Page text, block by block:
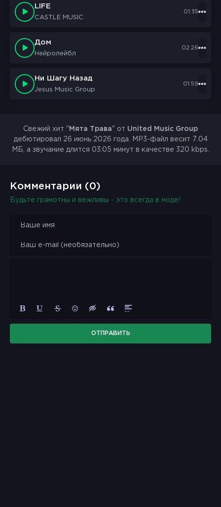
Оооо, пахла мятой трава
Деревья ветер качал
И он любить обещал
И он любить обещал
LIFE
CASTLE MUSIC
01:35
Дом
Нейролейбл
02:26
Ни Шагу Назад
Jesus Music Group
01:59
Свежий хит " Мята Трава" от United Music Group
дебютировал 26 июнь 2026 года. MP3-файл весит 7.04
МБ, а звучание длится 03:05 минут в качестве 320 kbps.
Комментарии (0)
Будьте грамотны и вежливы - это всегда в моде!
ОТПРАВИТЬ